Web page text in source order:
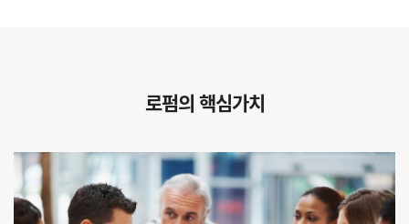
로펌의 핵심가치